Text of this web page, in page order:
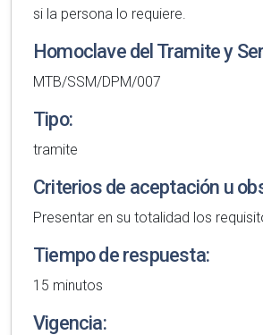
si la persona lo requiere.
Homoclave del Tramite y
MTB/SSM/DPM/007
Tipo:
tramite
Criterios de aceptación u
Presentar en su totalidad los
Tiempo de respuesta:
15 minutos
Vigencia: